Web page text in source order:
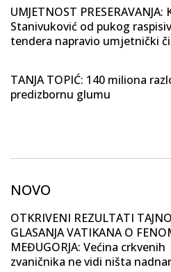
UMJETNOST PRESERAVANJA:
Stanivuković od pukog
tendera napravio umjetnički
TANJA TOPIĆ: 140 miliona
predizbornu glumu
NOVO
OTKRIVENI REZULTATI
GLASANJA VATIKANA O
MEĐUGORJA: Većina crkvenih
zvaničnika ne vidi ništa